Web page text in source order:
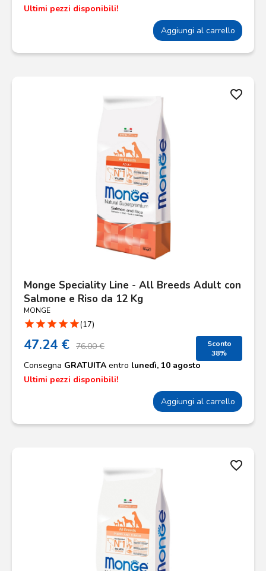
Ultimi pezzi disponibili!
Aggiungi al carrello
favorite_border
Monge Speciality Line - All Breeds Adult con
Salmone e Riso da 12 Kg
MONGE
star star star star star(17)
47.24 € 76.00 €
Sconto
38%
Consegna GRATUITA entro lunedì, 10 agosto
Ultimi pezzi disponibili!
Aggiungi al carrello
favorite_border